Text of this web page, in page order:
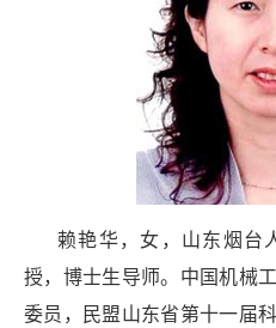
赖艳华，女，山东烟台
授，博士生导师。中国机械
委员，民盟山东省第十一届